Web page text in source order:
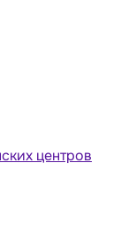
центров